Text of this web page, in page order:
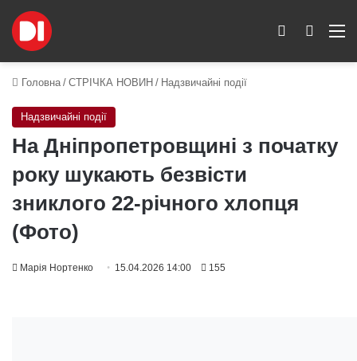
Пошук
Switch skin
Головна / СТРІЧКА НОВИН / Надзвичайні події
Надзвичайні події
На Дніпропетровщині з початку
року шукають безвісти
зниклого 22-річного хлопця
(Фото)
Марія Нортенко 15.04.2026 14:00 155